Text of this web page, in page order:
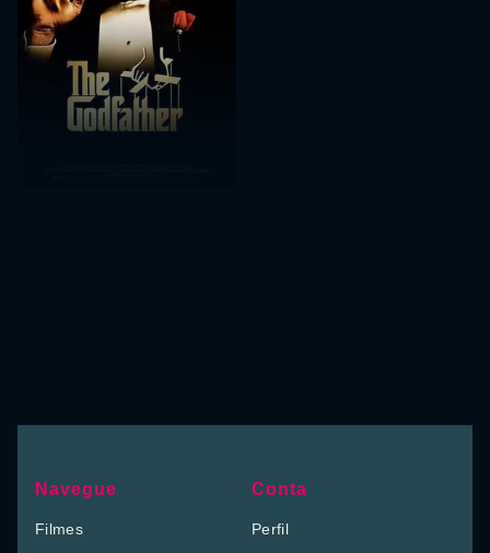
Navegue
Filmes
Conta
Perfil